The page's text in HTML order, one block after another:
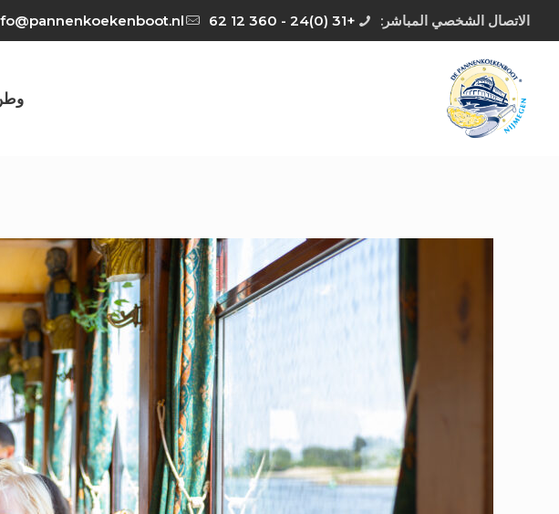
الاتصال الشخصي المباشر: +31 (0)24 - 360 12 62